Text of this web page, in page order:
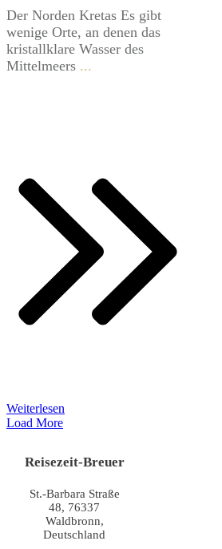
Der Norden Kretas Es gibt
wenige Orte, an denen das
kristallklare Wasser des
Mittelmeers ...
Weiterlesen
Load More
Reisezeit-Breuer
St.-Barbara Straße
48, 76337
Waldbronn,
Deutschland